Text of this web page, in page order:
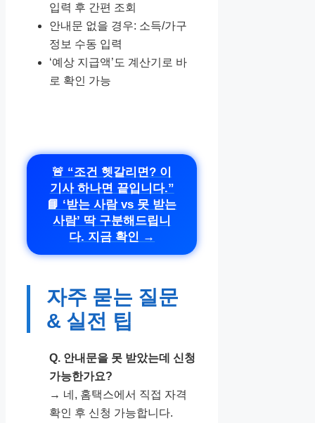
입력 후 간편 조회
안내문 없을 경우: 소득/가구
정보 수동 입력
‘예상 지급액’도 계산기로 바
로 확인 가능
🚨 “조건 헷갈리면? 이
기사 하나면 끝입니다.”
📘 ‘받는 사람 vs 못 받는
사람’ 딱 구분해드립니
다. 지금 확인 →
자주 묻는 질문
& 실전 팁
Q. 안내문을 못 받았는데 신청
가능한가요?
→ 네, 홈택스에서 직접 자격
확인 후 신청 가능합니다.